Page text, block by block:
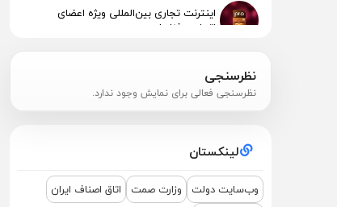
اینترنت تجاری بین‌المللی ویژه اعضای
اتحادیه فناوران
الکترونیک و رایانه رشت 1404
پیگیری جهت استقرار اعضای آسیب‌دیده در
مودیان (قانون ۱۴۰۴ )
نظرسنجی
نظرسنجی فعالی برای نمایش وجود ندارد.
لینکستان
وب‌سایت دولت وزارت صمت اتاق اصناف ایران